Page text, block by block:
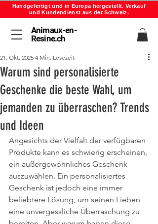
Animaux-en-
Resine.ch
Handgefertigt und in Europa hergestellt. Verkauf
und Kundendienst aus der Schweiz.
Warum sind personalisierte
Geschenke die beste Wahl, um
jemanden zu überraschen? Trends
und Ideen
21. Okt. 2025 4 Min. Lesezeit
Angesichts der Vielfalt der verfügbaren
Produkte kann es schwierig erscheinen,
ein außergewöhnliches Geschenk
auszuwählen. Ein personalisiertes
Geschenk ist jedoch eine immer
beliebtere Lösung, um seinen Lieben
eine unvergessliche Überraschung zu